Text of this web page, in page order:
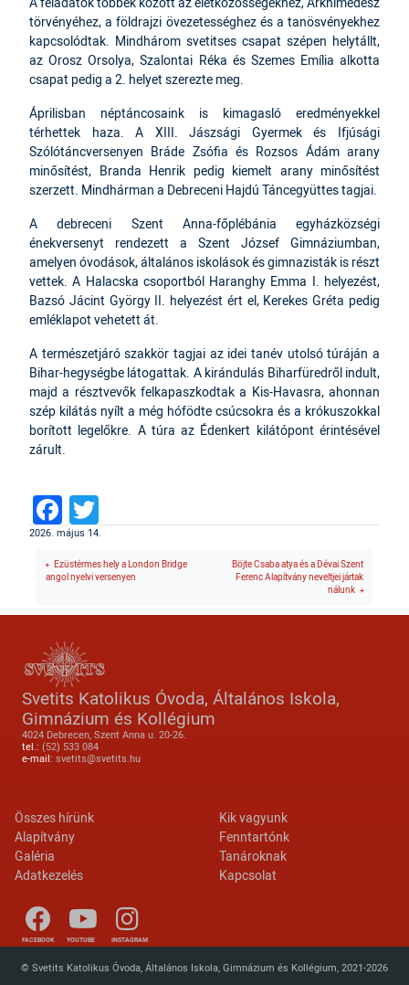
törvényéhez, a földrajzi övezetességhez és a tanösvényekhez
kapcsolódtak. Mindhárom svetitses csapat szépen helytállt,
az Orosz Orsolya, Szalontai Réka és Szemes Emília alkotta
csapat pedig a 2. helyet szerezte meg.
Áprilisban néptáncosaink is kimagasló eredményekkel
térhettek haza. A XIII. Jászsági Gyermek és Ifjúsági
Szólótáncversenyen Bráde Zsófia és Rozsos Ádám arany
minősítést, Branda Henrik pedig kiemelt arany minősítést
szerzett. Mindhárman a Debreceni Hajdú Táncegyüttes tagjai.
A debreceni Szent Anna-főplébánia egyházközségi
énekversenyt rendezett a Szent József Gimnáziumban,
amelyen óvodások, általános iskolások és gimnazisták is részt
vettek. A Halacska csoportból Haranghy Emma I. helyezést,
Bazsó Jácint György II. helyezést ért el, Kerekes Gréta pedig
emléklapot vehetett át.
A természetjáró szakkör tagjai az idei tanév utolsó túráján a
Bihar-hegységbe látogattak. A kirándulás Biharfüredről indult,
majd a résztvevők felkapaszkodtak a Kis-Havasra, ahonnan
szép kilátás nyílt a még hófödte csúcsokra és a krókuszokkal
borított legelőkre. A túra az Édenkert kilátópont érintésével
zárult.
Facebook
2026. május 14.
Ezüstérmes hely a London Bridge
angol nyelvi versenyen
Böjte Csaba atya és a Dévai Szent
Ferenc Alapítvány neveltjei jártak
nálunk
Svetits Katolikus Óvoda, Általános Iskola,
Gimnázium és Kollégium
4024 Debrecen, Szent Anna u. 20-26.
tel.: (52) 533 084
e-mail: svetits@svetits.hu
Lábléc 2
Összes hírünk
Alapítvány
Galéria
Adatkezelés
Footer menu
Kik vagyunk
Fenntartónk
Tanároknak
Kapcsolat
FACEBOOK YOUTUBE INSTAGRAM
© Svetits Katolikus Óvoda, Általános Iskola, Gimnázium és Kollégium, 2021-2026